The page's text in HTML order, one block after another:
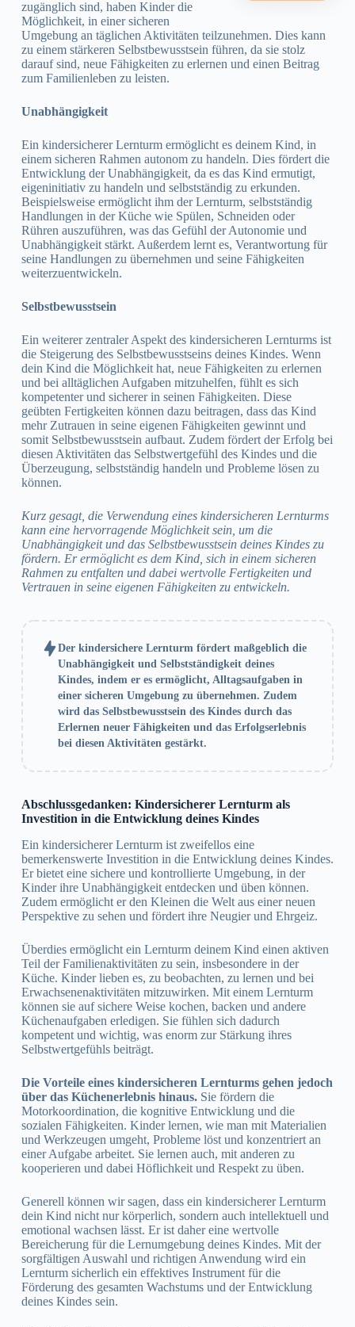
zugänglich sind, haben Kinder die
Möglichkeit, in einer sicheren
Umgebung an täglichen Aktivitäten teilzunehmen. Dies kann
zu einem stärkeren Selbstbewusstsein führen, da sie stolz
darauf sind, neue Fähigkeiten zu erlernen und einen Beitrag
zum Familienleben zu leisten.
Unabhängigkeit
Ein kindersicherer Lernturm ermöglicht es deinem Kind, in
einem sicheren Rahmen autonom zu handeln. Dies fördert die
Entwicklung der Unabhängigkeit, da es das Kind ermutigt,
eigeninitiativ zu handeln und selbstständig zu erkunden.
Beispielsweise ermöglicht ihm der Lernturm, selbstständig
Handlungen in der Küche wie Spülen, Schneiden oder
Rühren auszuführen, was das Gefühl der Autonomie und
Unabhängigkeit stärkt. Außerdem lernt es, Verantwortung für
seine Handlungen zu übernehmen und seine Fähigkeiten
weiterzuentwickeln.
Selbstbewusstsein
Ein weiterer zentraler Aspekt des kindersicheren Lernturms ist
die Steigerung des Selbstbewusstseins deines Kindes. Wenn
dein Kind die Möglichkeit hat, neue Fähigkeiten zu erlernen
und bei alltäglichen Aufgaben mitzuhelfen, fühlt es sich
kompetenter und sicherer in seinen Fähigkeiten. Diese
geübten Fertigkeiten können dazu beitragen, dass das Kind
mehr Zutrauen in seine eigenen Fähigkeiten gewinnt und
somit Selbstbewusstsein aufbaut. Zudem fördert der Erfolg bei
diesen Aktivitäten das Selbstwertgefühl des Kindes und die
Überzeugung, selbstständig handeln und Probleme lösen zu
können.
Kurz gesagt, die Verwendung eines kindersicheren Lernturms
kann eine hervorragende Möglichkeit sein, um die
Unabhängigkeit und das Selbstbewusstsein deines Kindes zu
fördern. Er ermöglicht es dem Kind, sich in einem sicheren
Rahmen zu entfalten und dabei wertvolle Fertigkeiten und
Vertrauen in seine eigenen Fähigkeiten zu entwickeln.
Der kindersichere Lernturm fördert maßgeblich die
Unabhängigkeit und Selbstständigkeit deines
Kindes, indem er es ermöglicht, Alltagsaufgaben in
einer sicheren Umgebung zu übernehmen. Zudem
wird das Selbstbewusstsein des Kindes durch das
Erlernen neuer Fähigkeiten und das Erfolgserlebnis
bei diesen Aktivitäten gestärkt.
Abschlussgedanken: Kindersicherer Lernturm als
Investition in die Entwicklung deines Kindes
Ein kindersicherer Lernturm ist zweifellos eine
bemerkenswerte Investition in die Entwicklung deines Kindes.
Er bietet eine sichere und kontrollierte Umgebung, in der
Kinder ihre Unabhängigkeit entdecken und üben können.
Zudem ermöglicht er den Kleinen die Welt aus einer neuen
Perspektive zu sehen und fördert ihre Neugier und Ehrgeiz.
Überdies ermöglicht ein Lernturm deinem Kind einen aktiven
Teil der Familienaktivitäten zu sein, insbesondere in der
Küche. Kinder lieben es, zu beobachten, zu lernen und bei
Erwachsenenaktivitäten mitzuwirken. Mit einem Lernturm
können sie auf sichere Weise kochen, backen und andere
Küchenaufgaben erledigen. Sie fühlen sich dadurch
kompetent und wichtig, was enorm zur Stärkung ihres
Selbstwertgefühls beiträgt.
Die Vorteile eines kindersicheren Lernturms gehen jedoch
über das Küchenerlebnis hinaus.Sie fördern die
Motorkoordination, die kognitive Entwicklung und die
sozialen Fähigkeiten. Kinder lernen, wie man mit Materialien
und Werkzeugen umgeht, Probleme löst und konzentriert an
einer Aufgabe arbeitet. Sie lernen auch, mit anderen zu
kooperieren und dabei Höflichkeit und Respekt zu üben.
Generell können wir sagen, dass ein kindersicherer Lernturm
dein Kind nicht nur körperlich, sondern auch intellektuell und
emotional wachsen lässt. Er ist daher eine wertvolle
Bereicherung für die Lernumgebung deines Kindes. Mit der
sorgfältigen Auswahl und richtigen Anwendung wird ein
Lernturm sicherlich ein effektives Instrument für die
Förderung des gesamten Wachstums und der Entwicklung
deines Kindes sein.